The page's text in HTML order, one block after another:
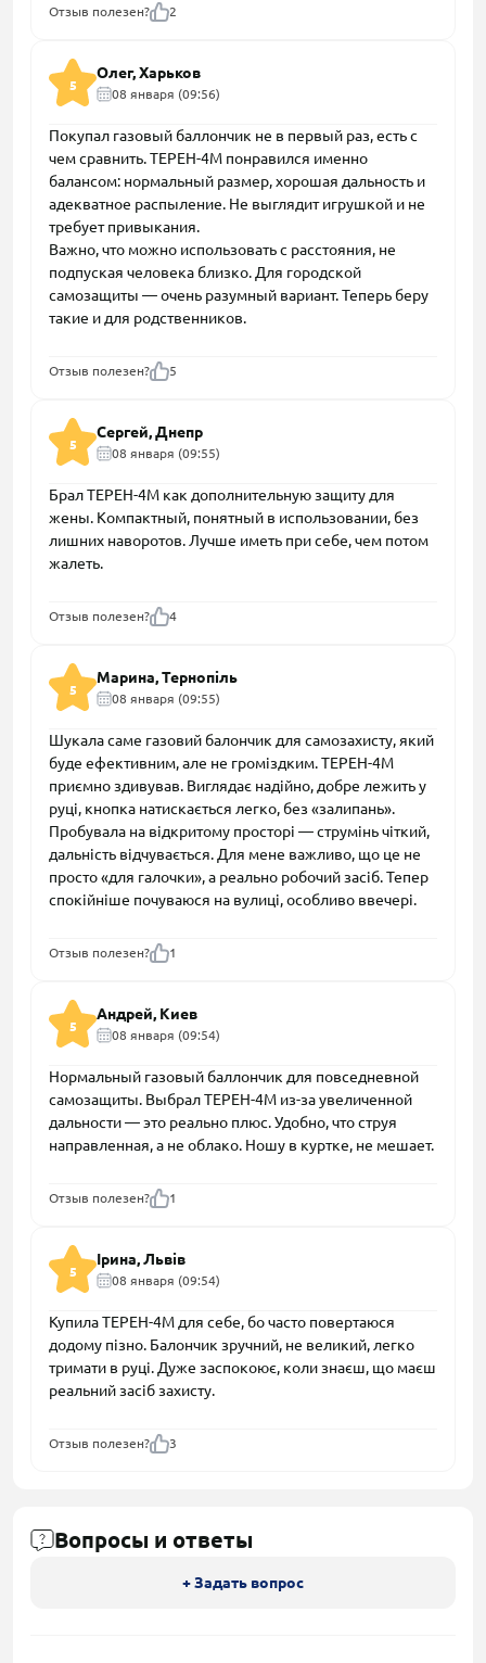
Отзыв полезен? 2
5
Олег, Харьков
08 января (09:56)
Покупал газовый баллончик не в первый раз, есть с
чем сравнить. ТЕРЕН-4М понравился именно
балансом: нормальный размер, хорошая дальность и
адекватное распыление. Не выглядит игрушкой и не
требует привыкания.
Важно, что можно использовать с расстояния, не
подпуская человека близко. Для городской
самозащиты — очень разумный вариант. Теперь беру
такие и для родственников.
Отзыв полезен? 5
5
Сергей, Днепр
08 января (09:55)
Брал ТЕРЕН-4М как дополнительную защиту для
жены. Компактный, понятный в использовании, без
лишних наворотов. Лучше иметь при себе, чем потом
жалеть.
Отзыв полезен? 4
5
Марина, Тернопіль
08 января (09:55)
Шукала саме газовий балончик для самозахисту, який
буде ефективним, але не громіздким. ТЕРЕН-4М
приємно здивував. Виглядає надійно, добре лежить у
руці, кнопка натискається легко, без «залипань».
Пробувала на відкритому просторі — струмінь чіткий,
дальність відчувається. Для мене важливо, що це не
просто «для галочки», а реально робочий засіб. Тепер
спокійніше почуваюся на вулиці, особливо ввечері.
Отзыв полезен? 1
5
Андрей, Киев
08 января (09:54)
Нормальный газовый баллончик для повседневной
самозащиты. Выбрал ТЕРЕН-4М из-за увеличенной
дальности — это реально плюс. Удобно, что струя
направленная, а не облако. Ношу в куртке, не мешает.
Отзыв полезен? 1
5
Ірина, Львів
08 января (09:54)
Купила ТЕРЕН-4М для себе, бо часто повертаюся
додому пізно. Балончик зручний, не великий, легко
тримати в руці. Дуже заспокоює, коли знаєш, що маєш
реальний засіб захисту.
Отзыв полезен? 3
Вопросы и ответы
+ Задать вопрос